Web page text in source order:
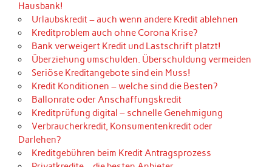
Hausbank!
Urlaubskredit – auch wenn andere Kredit ablehnen
Kreditproblem auch ohne Corona Krise?
Bank verweigert Kredit und Lastschrift platzt!
Überziehung umschulden. Überschuldung vermeiden
Seriöse Kreditangebote sind ein Muss!
Kredit Konditionen – welche sind die Besten?
Ballonrate oder Anschaffungskredit
Kreditprüfung digital – schnelle Genehmigung
Verbraucherkredit, Konsumentenkredit oder
Darlehen?
Kreditgebühren beim Kredit Antragsprozess